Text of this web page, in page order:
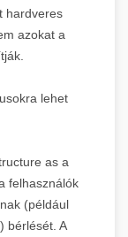
hardveres
azokat a
lehet
as a
felhasználók
(például
bérlését. A